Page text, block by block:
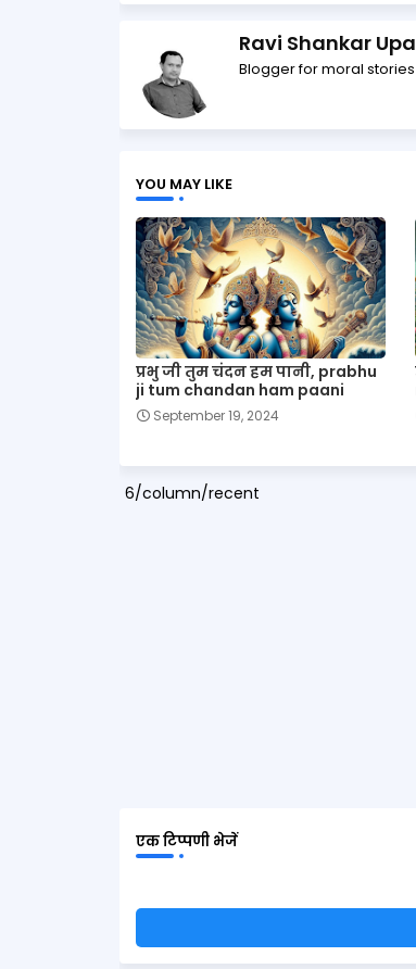
Ravi Shankar
Blogger for moral
YOU MAY LIKE
प्रभु जी तुम चंदन हम पानी, prabhu
ji tum chandan ham paani
September 19, 2024
6/column/recent
एक टिप्पणी भेजें